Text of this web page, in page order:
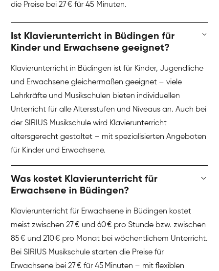
die Preise bei 27 € für 45 Minuten.
Ist Klavierunterricht in Büdingen für
Kinder und Erwachsene geeignet?
Klavierunterricht in Büdingen ist für Kinder, Jugendliche
und Erwachsene gleichermaßen geeignet – viele
Lehrkräfte und Musikschulen bieten individuellen
Unterricht für alle Altersstufen und Niveaus an. Auch bei
der SIRIUS Musikschule wird Klavierunterricht
altersgerecht gestaltet – mit spezialisierten Angeboten
für Kinder und Erwachsene.
Was kostet Klavierunterricht für
Erwachsene in Büdingen?
Klavierunterricht für Erwachsene in Büdingen kostet
meist zwischen 27 € und 60 € pro Stunde bzw. zwischen
85 € und 210 € pro Monat bei wöchentlichem Unterricht.
Bei SIRIUS Musikschule starten die Preise für
Erwachsene bei 27 € für 45 Minuten – mit flexiblen